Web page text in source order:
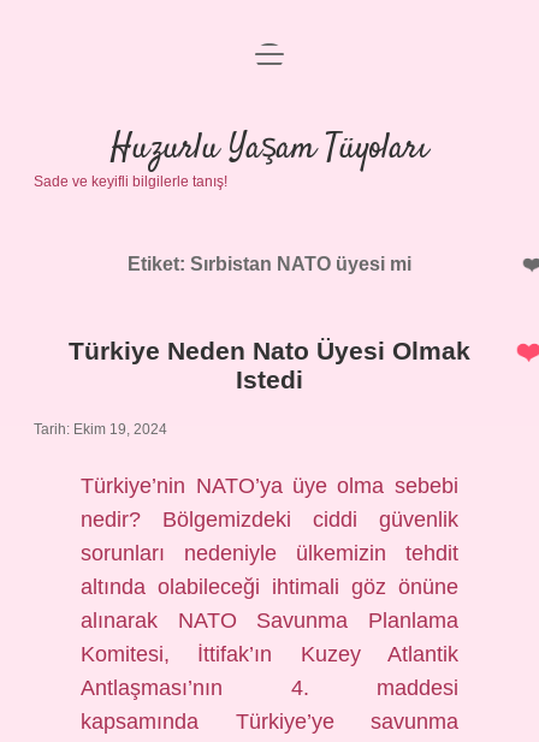
Anasayfa
Gizlilik Politikası
Yasal Uyarı
menüyü
Huzurlu Yaşam Tüyoları
Sade ve keyifli bilgilerle tanış!
Etiket: Sırbistan NATO üyesi mi
Türkiye Neden Nato Üyesi Olmak
Istedi
Tarih: Ekim 19, 2024
Türkiye’nin NATO’ya üye olma sebebi
nedir? Bölgemizdeki ciddi güvenlik
sorunları nedeniyle ülkemizin tehdit
altında olabileceği ihtimali göz önüne
alınarak NATO Savunma Planlama
Komitesi, İttifak’ın Kuzey Atlantik
Antlaşması’nın 4. maddesi
kapsamında Türkiye’ye savunma